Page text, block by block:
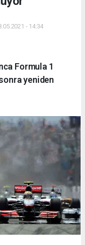
- 14:34
Formula 1
yeniden